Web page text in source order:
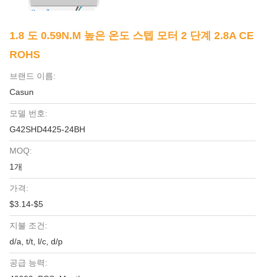
1.8 도 0.59N.M 높은 온도 스텝 모터 2 단계 2.8A CE
ROHS
브랜드 이름:
Casun
모델 번호:
G42SHD4425-24BH
MOQ:
1개
가격:
$3.14-$5
지불 조건:
d/a, t/t, l/c, d/p
공급 능력: